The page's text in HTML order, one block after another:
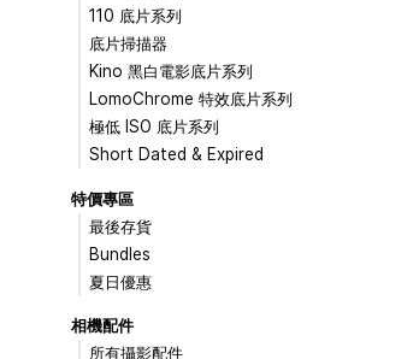
110 底片系列
底片掃描器
Kino 黑白電影底片系列
LomoChrome 特效底片系列
極低 ISO 底片系列
Short Dated & Expired
特價專區
最後存貨
Bundles
夏日優惠
相機配件
所有攝影配件